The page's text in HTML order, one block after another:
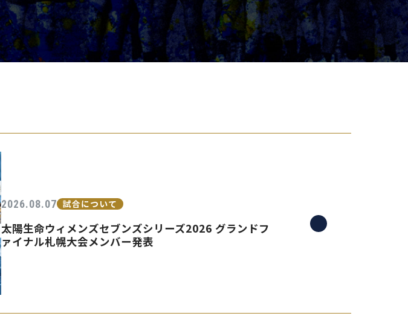
施設紹介
クラブ沿革
PEARLSの取り組み
2026.08.07 試合について
太陽生命ウィメンズセブンズシリーズ2026 グランドフ
ァイナル札幌大会メンバー発表